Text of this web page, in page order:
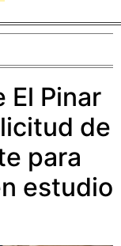
El Pinar
de
para
estudio